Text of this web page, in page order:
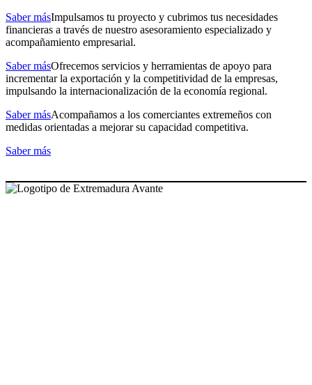
Saber másImpulsamos tu proyecto y cubrimos tus necesidades
financieras a través de nuestro asesoramiento especializado y
acompañamiento empresarial.
Saber másOfrecemos servicios y herramientas de apoyo para
incrementar la exportación y la competitividad de la empresas,
impulsando la internacionalización de la economía regional.
Saber másAcompañamos a los comerciantes extremeños con
medidas orientadas a mejorar su capacidad competitiva.
Saber más